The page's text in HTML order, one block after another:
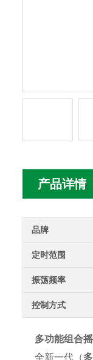
产品详情
品牌
定时范围
振荡频率
控制方式
多功能组合
全新一代（